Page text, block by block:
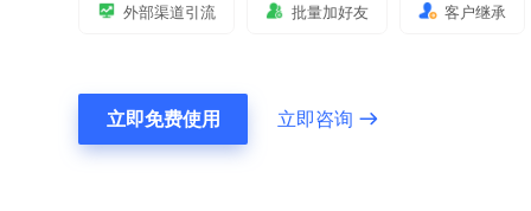
外部渠道引流 批量加好友 客户继承
立即免费使用 立即咨询